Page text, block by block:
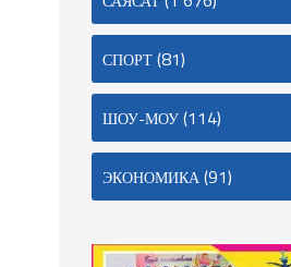
СПОРТ(81)
ШОУ-МОУ(114)
ЭКОНОМИКА(91)